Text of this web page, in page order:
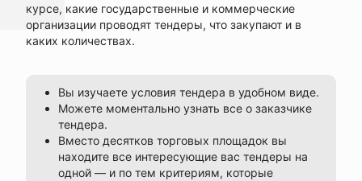
курсе, какие государственные и коммерческие
организации проводят тендеры, что закупают и в
каких количествах.
Вы изучаете условия тендера в удобном виде.
Можете моментально узнать все о заказчике
тендера.
Вместо десятков торговых площадок вы
находите все интересующие вас тендеры на
одной — и по тем критериям, которые